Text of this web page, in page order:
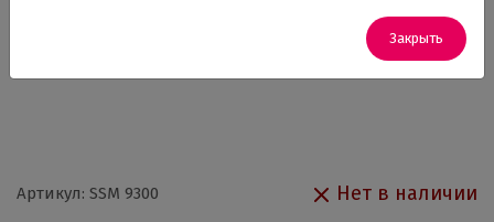
Артикул: SSM 9300 Нет в наличии
Закрыть